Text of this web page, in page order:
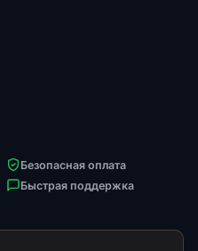
Безопасная оплата
Быстрая поддержка